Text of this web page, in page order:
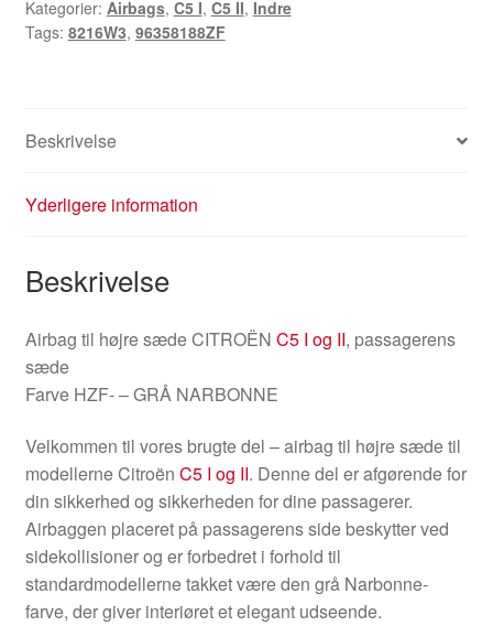
Kategorier: Airbags, C5 I, C5 II, Indre
Tags: 8216W3, 96358188ZF
Beskrivelse
Yderligere information
Beskrivelse
Airbag til højre sæde CITROËN C5 I og II, passagerens
sæde
Farve HZF- – GRÅ NARBONNE
Velkommen til vores brugte del – airbag til højre sæde til
modellerne Citroën C5 I og II. Denne del er afgørende for
din sikkerhed og sikkerheden for dine passagerer.
Airbaggen placeret på passagerens side beskytter ved
sidekollisioner og er forbedret i forhold til
standardmodellerne takket være den grå Narbonne-
farve, der giver interiøret et elegant udseende.